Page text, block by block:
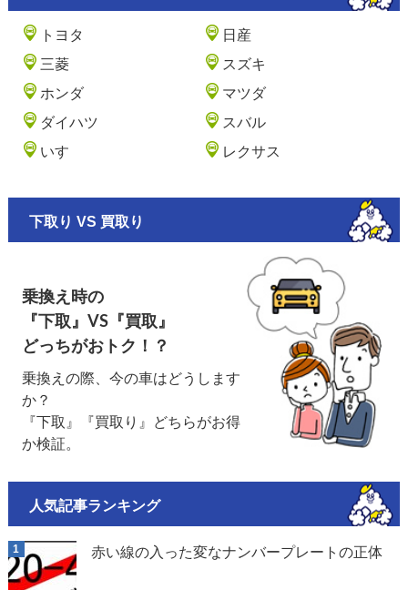
トヨタ
日産
三菱
スズキ
ホンダ
マツダ
ダイハツ
スバル
いすゞ
レクサス
下取り VS 買取り
乗換え時の
『下取』VS『買取』
どっちがおトク！？
乗換えの際、今の車はどうします
か？
『下取』『買取り』どちらがお得
か検証。
人気記事ランキング
赤い線の入った変なナンバープレートの正体